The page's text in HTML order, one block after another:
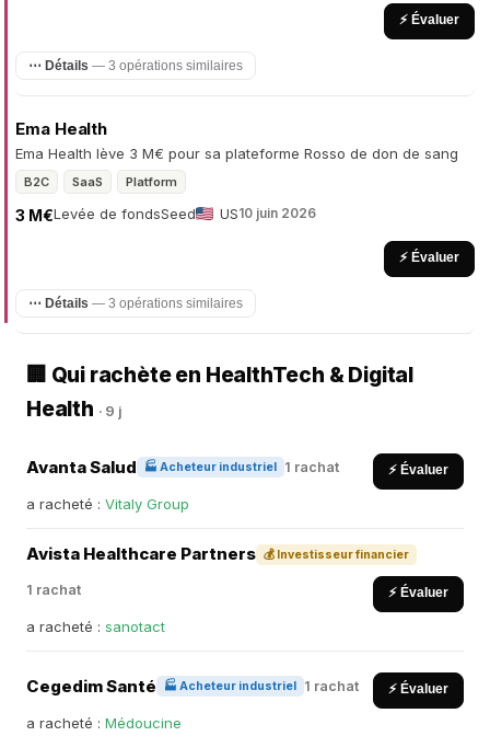
⚡ Évaluer
⋯ Détails — 3 opérations similaires
Ema Health
Ema Health lève 3 M€ pour sa plateforme Rosso de don de sang
B2C SaaS Platform
Levée de fonds
3 M€ Seed US10 juin 2026
⚡ Évaluer
⋯ Détails — 3 opérations similaires
🏢 Qui rachète en HealthTech & Digital
Health · 9 j
Avanta Salud 🏭 Acheteur industriel 1 rachat ⚡ Évaluer
a racheté : Vitaly Group
Avista Healthcare Partners 💰 Investisseur financier
1 rachat ⚡ Évaluer
a racheté : sanotact
Cegedim Santé 🏭 Acheteur industriel 1 rachat ⚡ Évaluer
a racheté : Médoucine